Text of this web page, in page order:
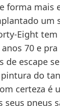
forma mais
um
Eight
70 e
de escape
do
certeza é
seus pneus